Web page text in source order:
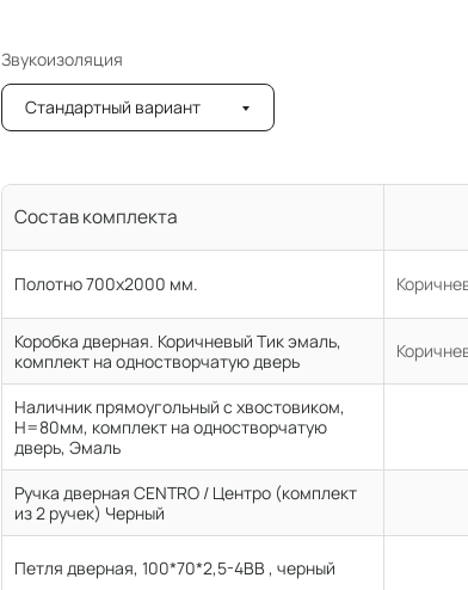
Звукоизоляция
Стандартный вариант
Состав комплекта
Полотно 700x2000 мм.
Коробка дверная. Коричневый Тик эмаль,
комплект на одностворчатую дверь
Наличник прямоугольный с хвостовиком,
H=80мм, комплект на одностворчатую
дверь, Эмаль
Ручка дверная CENTRO / Центро (комплект
из 2 ручек) Черный
Петля дверная, 100*70*2,5-4ВВ , черный